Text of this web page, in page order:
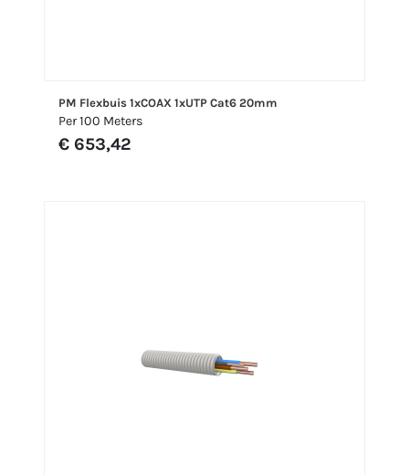
PM Flexbuis 1xCOAX 1xUTP Cat6 20mm
Per 100 Meters
€ 653,42